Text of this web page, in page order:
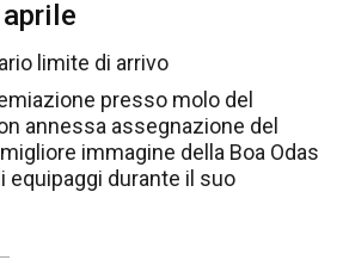
limite di arrivo
presso molo del
annessa assegnazione del
immagine della Boa Odas
equipaggi durante il suo